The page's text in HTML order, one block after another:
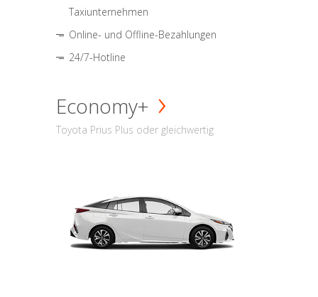
Taxiunternehmen
Online- und Offline-Bezahlungen
24/7-Hotline
Economy+
Toyota Prius Plus oder gleichwertig